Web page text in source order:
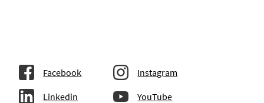
Facebook Instagram
Linkedin YouTube